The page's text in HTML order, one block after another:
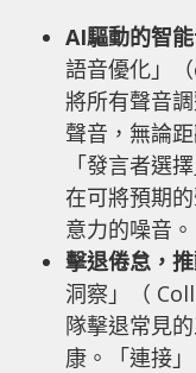
AI驅動的智
語音優化」
將所有聲音
聲音，無論
「發言者選
在可將預期
意力的噪音。
擊退倦怠，
洞察」（
隊擊退常見
康。「連接